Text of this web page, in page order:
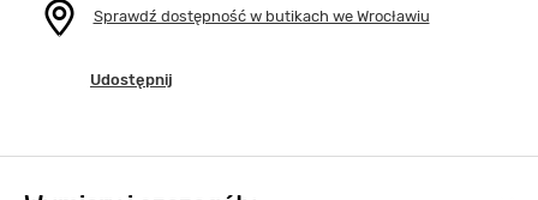
Sprawdź dostępność w butikach we Wrocławiu
Udostępnij